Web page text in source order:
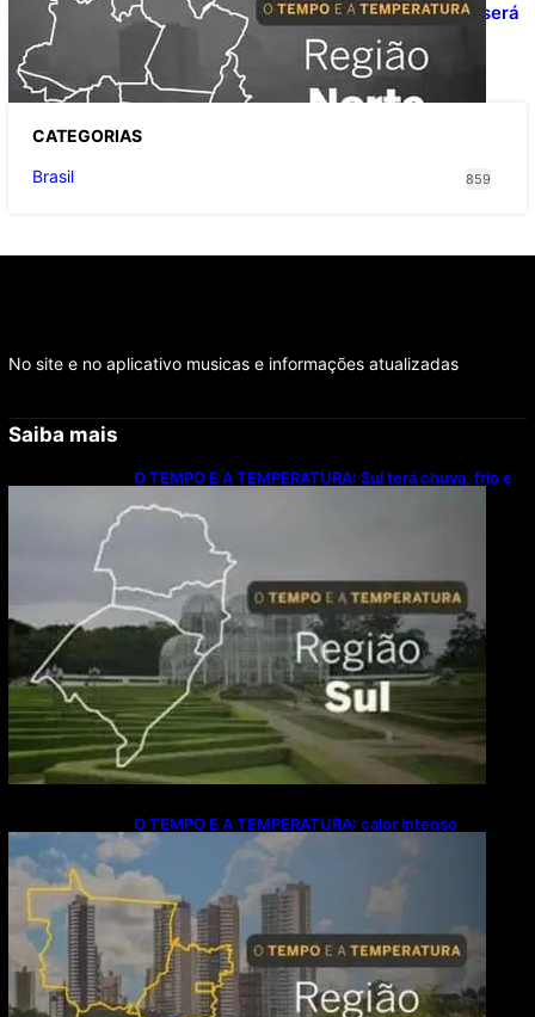
O TEMPO E A TEMPERATURA: domingo será
de pancadas de chuva entre Amazonas,
Acre e Roraima
CATEGORIAS
Brasil
859
No site e no aplicativo musicas e informações atualizadas
Saiba mais
O TEMPO E A TEMPERATURA: Sul terá chuva, frio e
O TEMPO E A TEMPERATURA: calor intenso
predomina no Centro-Oeste neste domingo (9)